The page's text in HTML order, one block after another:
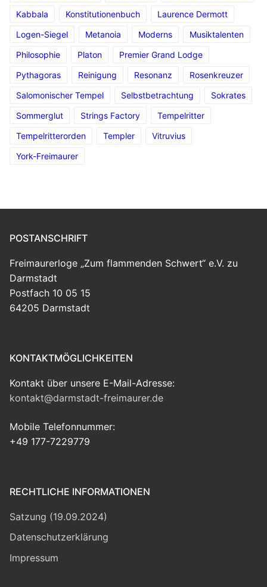
Kabbala
Konstitutionenbuch
Laurence Dermott
Logen-Siegel
Metanoia Moderns
Musiktalenten
Philosophie
Platon
Premier Grand Lodge
Pythagoras
Reinigung Resonanz
Rosenkreuzer
Salomonischer Tempel
Selbstbetrachtung
Sokrates
Sommerglut
Strings Factory
Tempelritter
Tempelritterorden
Templer
Vitruvius
York-Freimaurer
POSTANSCHRIFT
Freimaurerloge „Zum flammenden Schwert“ e.V. zu
Darmstadt
Postfach 10 05 15
64205 Darmstadt
KONTAKTMÖGLICHKEITEN
Kontakt über unsere E-Mail-Adresse:
kontakt@darmstadt-freimaurer.de
Mobile Telefonnummer:
+49 177-7229779
RECHTLICHE INFORMATIONEN
Satzung (19.09.2024)
Datenschutzerklärung
Impressum